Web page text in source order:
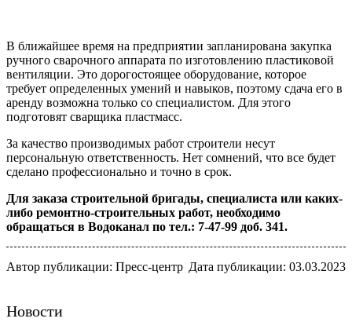
В ближайшее время на предприятии запланирована закупка
ручного сварочного аппарата по изготовлению пластиковой
вентиляции. Это дорогостоящее оборудование, которое
требует определенных умений и навыков, поэтому сдача его в
аренду возможна только со специалистом. Для этого
подготовят сварщика пластмасс.
За качество производимых работ строители несут
персональную ответственность. Нет сомнений, что все будет
сделано профессионально и точно в срок.
Для заказа строительной бригады, специалиста или каких-
либо ремонтно-строительных работ, необходимо
обращаться в Водоканал по тел.: 7-47-99 доб. 341.
Автор публикации: Пресс-центр Дата публикации: 03.03.2023
Новости